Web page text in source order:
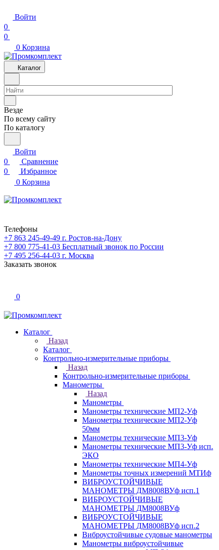
Войти
0
0
0 Корзина
Каталог
Везде
По всему сайту
По каталогу
Войти
0
Сравнение
0
Избранное
0 Корзина
Телефоны
+7 863 245-49-49 г. Ростов-на-Дону
+7 800 775-41-03 Бесплатный звонок по России
+7 495 256-44-03 г. Москва
Заказать звонок
0
Каталог
Назад
Каталог
Контрольно-измерительные приборы
Назад
Контрольно-измерительные приборы
Манометры
Назад
Манометры
Манометры технические МП2-Уф
Манометры технические МП2-Уф
50мм
Манометры технические МП3-Уф
Манометры технические МП3-Уф исп.
ЭКО
Манометры технические МП4-Уф
Манометры точных измерений МТИф
ВИБРОУСТОЙЧИВЫЕ
МАНОМЕТРЫ ДМ8008ВУф исп.1
ВИБРОУСТОЙЧИВЫЕ
МАНОМЕТРЫ ДМ8008ВУф
ВИБРОУСТОЙЧИВЫЕ
МАНОМЕТРЫ ДМ8008ВУф исп.2
Виброустойчивые судовые манометры
Манометры виброустойчивые